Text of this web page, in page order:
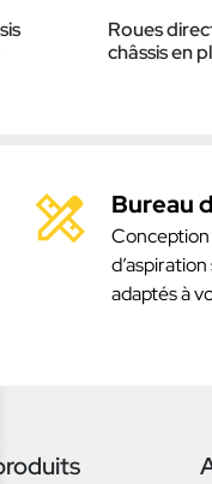
Roues
châssis en
Bureau
adaptés à